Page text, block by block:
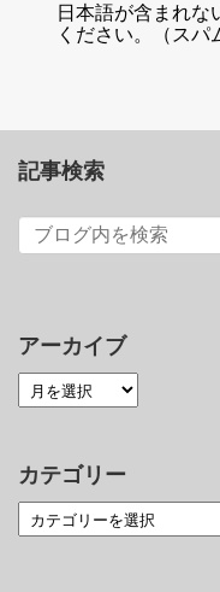
日本語が含まれな
ください。（スパ
記事検索
アーカイブ
カテゴリー